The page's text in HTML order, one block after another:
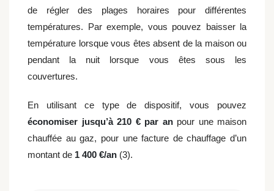
de régler des plages horaires pour différentes
températures. Par exemple, vous pouvez baisser la
température lorsque vous êtes absent de la maison ou
pendant la nuit lorsque vous êtes sous les
couvertures.
En utilisant ce type de dispositif, vous pouvez
économiser jusqu’à 210 € par anpour une maison
chauffée au gaz, pour une facture de chauffage d’un
montant de 1 400 €/an (3).